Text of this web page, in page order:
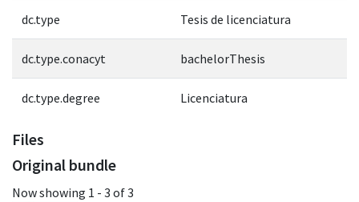
dc.type Tesis de licenciatura
dc.type.conacyt bachelorThesis
dc.type.degree Licenciatura
Files
Original bundle
Now showing 1 - 3 of 3